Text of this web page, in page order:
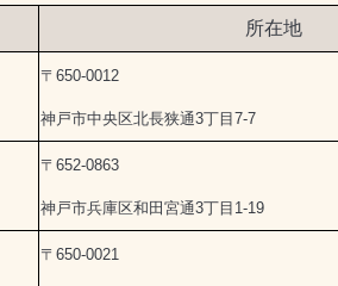
所在地
〒650-0012
神戸市中央区北長狭通3丁目7-7
〒652-0863
神戸市兵庫区和田宮通3丁目1-19
〒650-0021